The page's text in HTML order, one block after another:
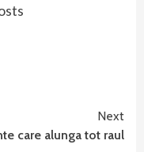
Next
care alunga tot raul